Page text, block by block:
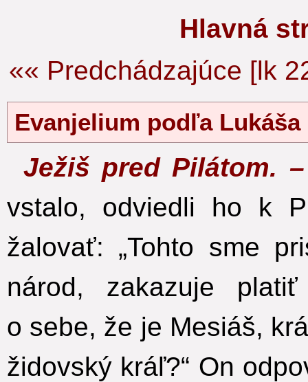
Hlavná
«« Predchádzajúce [lk
Evanjelium podľa
Ježiš pred Pilátom.
vstalo, odviedli ho k
žalovať: „Tohto sme
národ, zakazuje
o sebe, že je Mesiáš,
židovský kráľ?“ On